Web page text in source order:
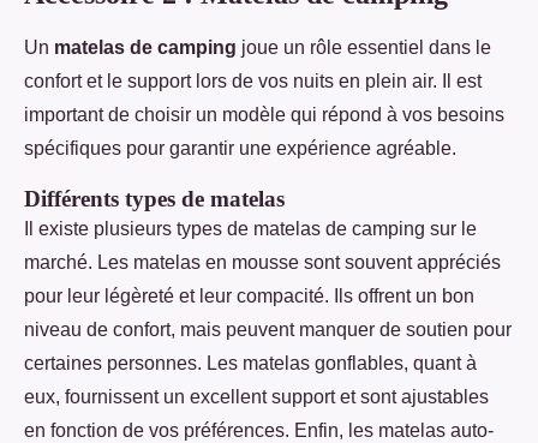
Un matelas de camping joue un rôle essentiel dans le
confort et le support lors de vos nuits en plein air. Il est
important de choisir un modèle qui répond à vos besoins
spécifiques pour garantir une expérience agréable.
Différents types de matelas
Il existe plusieurs types de matelas de camping sur le
marché. Les matelas en mousse sont souvent appréciés
pour leur légèreté et leur compacité. Ils offrent un bon
niveau de confort, mais peuvent manquer de soutien pour
certaines personnes. Les matelas gonflables, quant à
eux, fournissent un excellent support et sont ajustables
en fonction de vos préférences. Enfin, les matelas auto-